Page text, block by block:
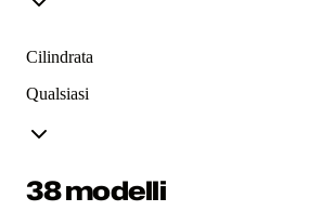
Cilindrata
Qualsiasi
38 modelli